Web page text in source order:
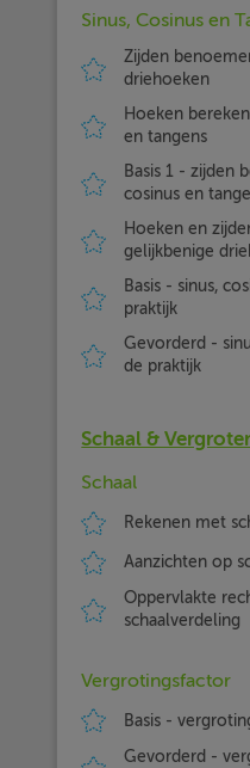
Sinus, Cosinus en
Zijden
driehoeken
Hoeken
en tangens
Basis 1 - zijden
cosinus en
Hoeken en
gelijkbenige
Basis - sinus,
praktijk
Gevorderd -
de praktijk
Schaal &
Schaal
Rekenen met
Aanzichten op
Oppervlakte
schaalverdeling
Vergrotingsfactor
Basis -
Gevorderd -